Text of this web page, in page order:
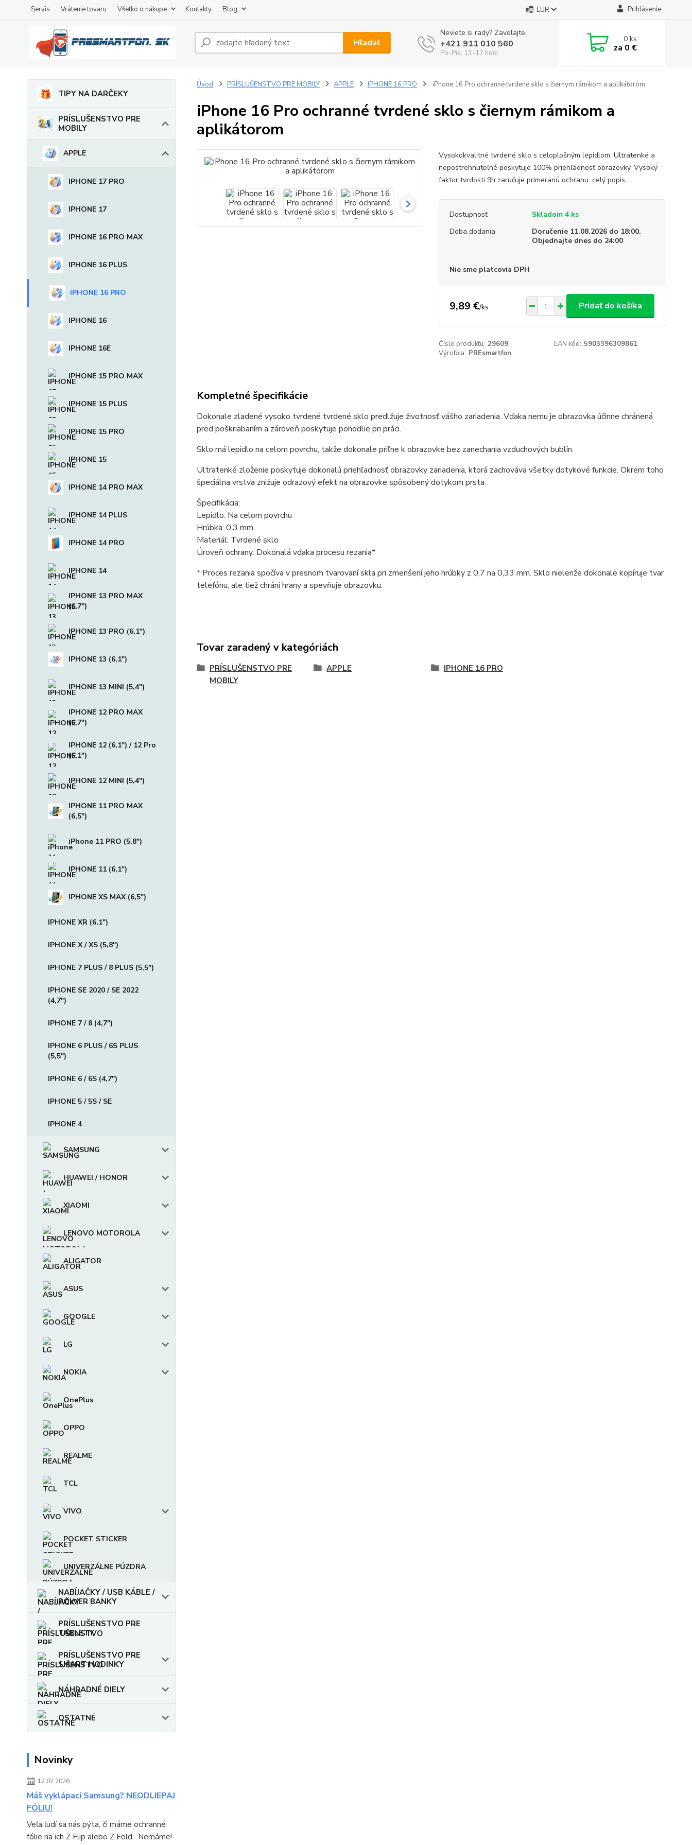
Servis Vrátenie tovaru Všetko o nákupe Kontakty Blog EUR Prihlásenie
Hľadať
Neviete si rady? Zavolajte.
+421 911 010 560
Po-Pia, 13-17 hod.
0ks
za 0 €
TIPY NA DARČEKY
PRÍSLUŠENSTVO PRE
MOBILY
APPLE
IPHONE 17 PRO
IPHONE 17
IPHONE 16 PRO MAX
IPHONE 16 PLUS
IPHONE 16 PRO
IPHONE 16
IPHONE 16E
IPHONE 15 PRO MAX
IPHONE 15 PLUS
IPHONE 15 PRO
IPHONE 15
IPHONE 14 PRO MAX
IPHONE 14 PLUS
IPHONE 14 PRO
IPHONE 14
IPHONE 13 PRO MAX
(6,7")
IPHONE 13 PRO (6,1")
IPHONE 13 (6,1")
IPHONE 13 MINI (5,4")
IPHONE 12 PRO MAX
(6,7")
IPHONE 12 (6,1") / 12 Pro
(6,1")
IPHONE 12 MINI (5,4")
IPHONE 11 PRO MAX
(6,5")
iPhone 11 PRO (5,8")
IPHONE 11 (6,1")
IPHONE XS MAX (6,5")
IPHONE XR (6,1")
IPHONE X / XS (5,8")
IPHONE 7 PLUS / 8 PLUS (5,5")
IPHONE SE 2020 / SE 2022
(4,7")
IPHONE 7 / 8 (4,7")
IPHONE 6 PLUS / 6S PLUS
(5,5")
IPHONE 6 / 6S (4,7")
IPHONE 5 / 5S / SE
IPHONE 4
SAMSUNG
HUAWEI / HONOR
XIAOMI
LENOVO MOTOROLA
ALIGATOR
ASUS
GOOGLE
LG
NOKIA
OnePlus
OPPO
REALME
TCL
VIVO
POCKET STICKER
UNIVERZÁLNE PÚZDRA
NABÍJAČKY / USB KÁBLE /
POWER BANKY
PRÍSLUŠENSTVO PRE
TABLETY
PRÍSLUŠENSTVO PRE
SMART HODINKY
NÁHRADNÉ DIELY
OSTATNÉ
Novinky
12.02.2026
Máš vyklápací Samsung? NEODLIEPAJ
FÓLIU!
Veľa ľudí sa nás pýta, či máme ochranné
fólie na ich Z Flip alebo Z Fold. Nemáme!
Úvod PRÍSLUŠENSTVO PRE MOBILY APPLE IPHONE 16 PRO iPhone 16 Pro ochranné tvrdené sklo s čiernym rámikom a aplikátorom
iPhone 16 Pro ochranné tvrdené sklo s čiernym rámikom a
aplikátorom
Vysokokvalitné tvrdené sklo s celoplošným lepidlom. Ultratenké a
nepostrehnuteľné poskytuje 100% priehľadnosť obrazovky. Vysoký
faktor tvrdosti 9h zaručuje primeranú ochranu. celý popis
Dostupnosť
Skladom 4 ks
Doba dodania
Doručenie 11.08.2026 do 18:00.
Objednajte dnes do 24:00
Nie sme platcovia DPH
9,89 €/ks Pridať do košíka
Číslo produktu: 29609 EAN kód: 5903396309861
Výrobca: PREsmartfon
Kompletné špecifikácie
Dokonale zladené vysoko tvrdené tvrdené sklo predlžuje životnosť vášho zariadenia. Vďaka nemu je obrazovka účinne chránená
pred poškriabaním a zároveň poskytuje pohodlie pri práci.
Sklo má lepidlo na celom povrchu, takže dokonale priľne k obrazovke bez zanechania vzduchových bublín.
Ultratenké zloženie poskytuje dokonalú priehľadnosť obrazovky zariadenia, ktorá zachováva všetky dotykové funkcie. Okrem toho
špeciálna vrstva znižuje odrazový efekt na obrazovke spôsobený dotykom prsta.
Špecifikácia:
Lepidlo: Na celom povrchu
Hrúbka: 0,3 mm
Materiál: Tvrdené sklo
Úroveň ochrany: Dokonalá vďaka procesu rezania*
* Proces rezania spočíva v presnom tvarovaní skla pri zmenšení jeho hrúbky z 0,7 na 0,33 mm. Sklo nielenže dokonale kopíruje tvar
telefónu, ale tiež chráni hrany a spevňuje obrazovku.
Tovar zaradený v kategóriách
PRÍSLUŠENSTVO PRE
MOBILY
APPLE IPHONE 16 PRO